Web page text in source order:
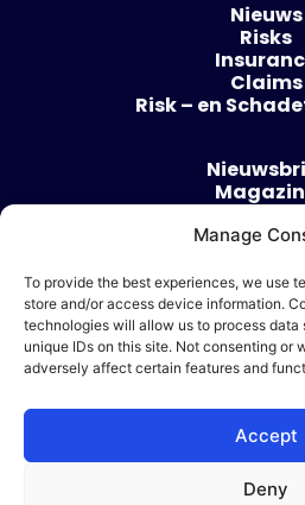
Manage
To provide the best experiences, we use
store and/or access device information.
technologies will allow us to process data
unique IDs on this site. Not consenting or
adversely affect certain features and
Accept
Deny
Nieuws
Risks
Claims
Risk – en
Over
Algemene
Cookie
Ik wil